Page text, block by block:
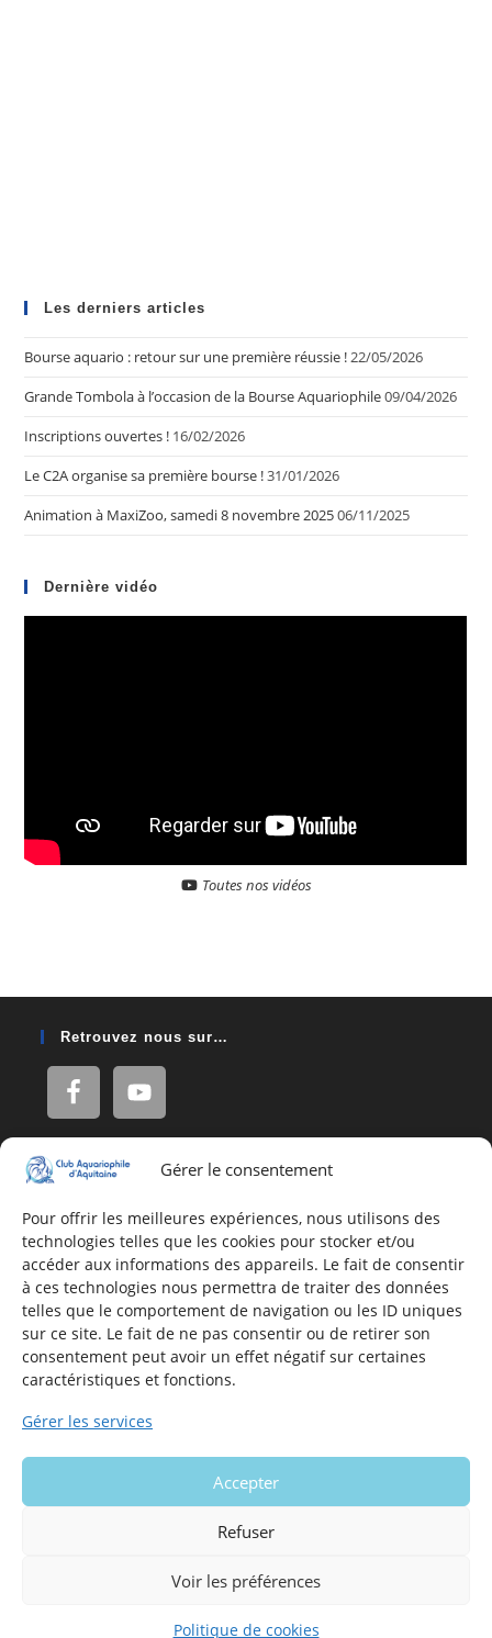
Gérer le consentement
Pour offrir les meilleures expériences, nous utilisons des
technologies telles que les cookies pour stocker et/ou
accéder aux informations des appareils. Le fait de consentir
à ces technologies nous permettra de traiter des données
telles que le comportement de navigation ou les ID uniques
sur ce site. Le fait de ne pas consentir ou de retirer son
consentement peut avoir un effet négatif sur certaines
caractéristiques et fonctions.
Gérer les services
Accepter
Refuser
Voir les préférences
Politique de cookies
Les derniers articles
Bourse aquario : retour sur une première réussie !22/05/2026
Grande Tombola à l’occasion de la Bourse Aquariophile09/04/2026
Inscriptions ouvertes ! 16/02/2026
Le C2A organise sa première bourse !31/01/2026
Animation à MaxiZoo, samedi 8 novembre 202506/11/2025
Dernière vidéo
Toutes nos vidéos
Retrouvez nous sur…
Adresse
16, Rue Léon Blum
33140 Villenave d'Ornon
Nous contacter
Formulaire de contact
E-mail
Mentions légales du site
Politique en matière de cookies